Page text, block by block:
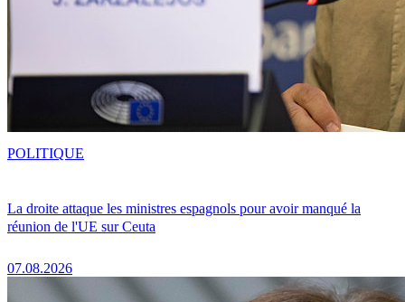
La droite attaque les ministres espagnols pour avoir manqué la
réunion de l'UE sur Ceuta
07.08.2026
POLITIQUE